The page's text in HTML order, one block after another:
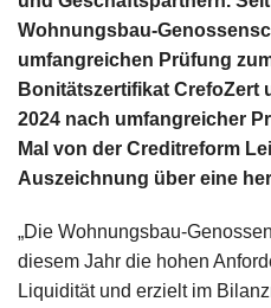
Wohnungsbau-
umfangreichen Prüfung
Bonitätszertifikat CrefoZert
2024 nach umfangreicher
Mal von der Creditreform
Auszeichnung über eine
„Die Wohnungsbau-
diesem Jahr die hohen
Liquidität und erzielt im